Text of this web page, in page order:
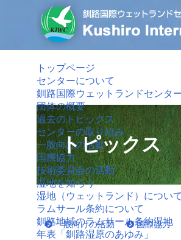
トップページ
センターについて
釧路国際ウェットランドセンタ
団体の概要
過去のトピックス
センターの取り組み
一般向けの活動
国際協力
技術委員会の活動
湿地を知ろう
湿地（ウェットランド）について
ラムサール条約について
釧路地域のラムサール条約湿地
年表「釧路湿原のあゆみ」
トピックス
一般向けの活動 国際協力